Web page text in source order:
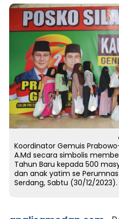
Koordinator Gemuis
A.Md secara simbolis
Tahun Baru kepada 500
dan anak yatim se
Serdang, Sabtu (30/12/2023).